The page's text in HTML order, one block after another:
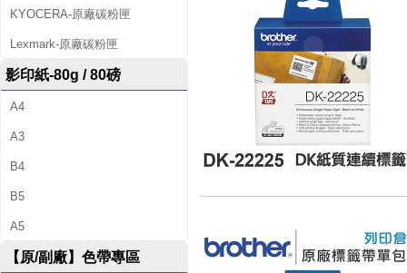
KYOCERA-原廠碳粉匣
Lexmark-原廠碳粉匣
影印紙-80g / 80磅
A4
A3
B4
B5
A5
【原/副廠】色帶專區